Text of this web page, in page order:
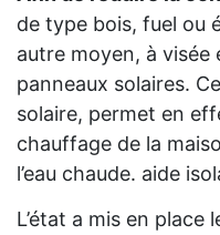
de type bois, fuel ou
autre moyen, à visée
panneaux solaires.
solaire, permet en
chauffage de la
l’eau chaude. aide
L’état a mis en place